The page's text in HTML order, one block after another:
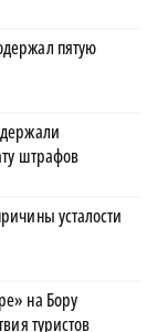
пятую
штрафов
усталости
на Бору
туристов